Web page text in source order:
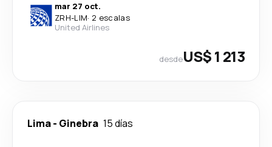
mar 27 oct.
ZRH-LIM· 2 escalas
United Airlines
desdeUS$ 1 213
Lima- Ginebra 15 días